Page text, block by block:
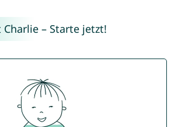
– Starte jetzt!